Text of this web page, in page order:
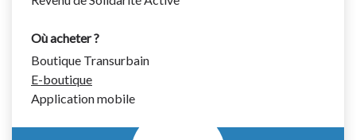
Où acheter ?
Boutique Transurbain
E-boutique
Application mobile